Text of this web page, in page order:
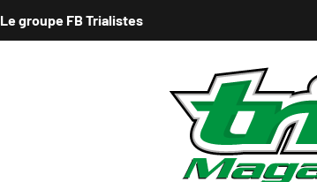
Le groupe FB Trialistes